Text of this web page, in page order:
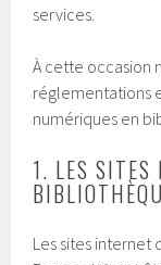
services.
À cette occasion
réglementations
numériques en
1. LES SITES
Les sites internet